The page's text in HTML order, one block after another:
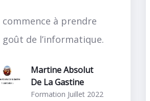
commence à prendre
goût de l’informatique.
Martine Absolut
De La Gastine
Formation Juillet 2022